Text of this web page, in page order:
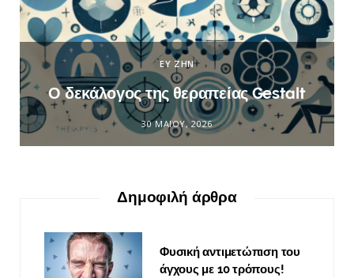
ΕΥ ΖΗΝ
Ο δεκάλογος της θεραπείας Gestalt
30 ΜΑΪ́ΟΥ, 2026
Δημοφιλή άρθρα
Φυσική αντιμετώπιση του
άγχους με 10 τρόπους!